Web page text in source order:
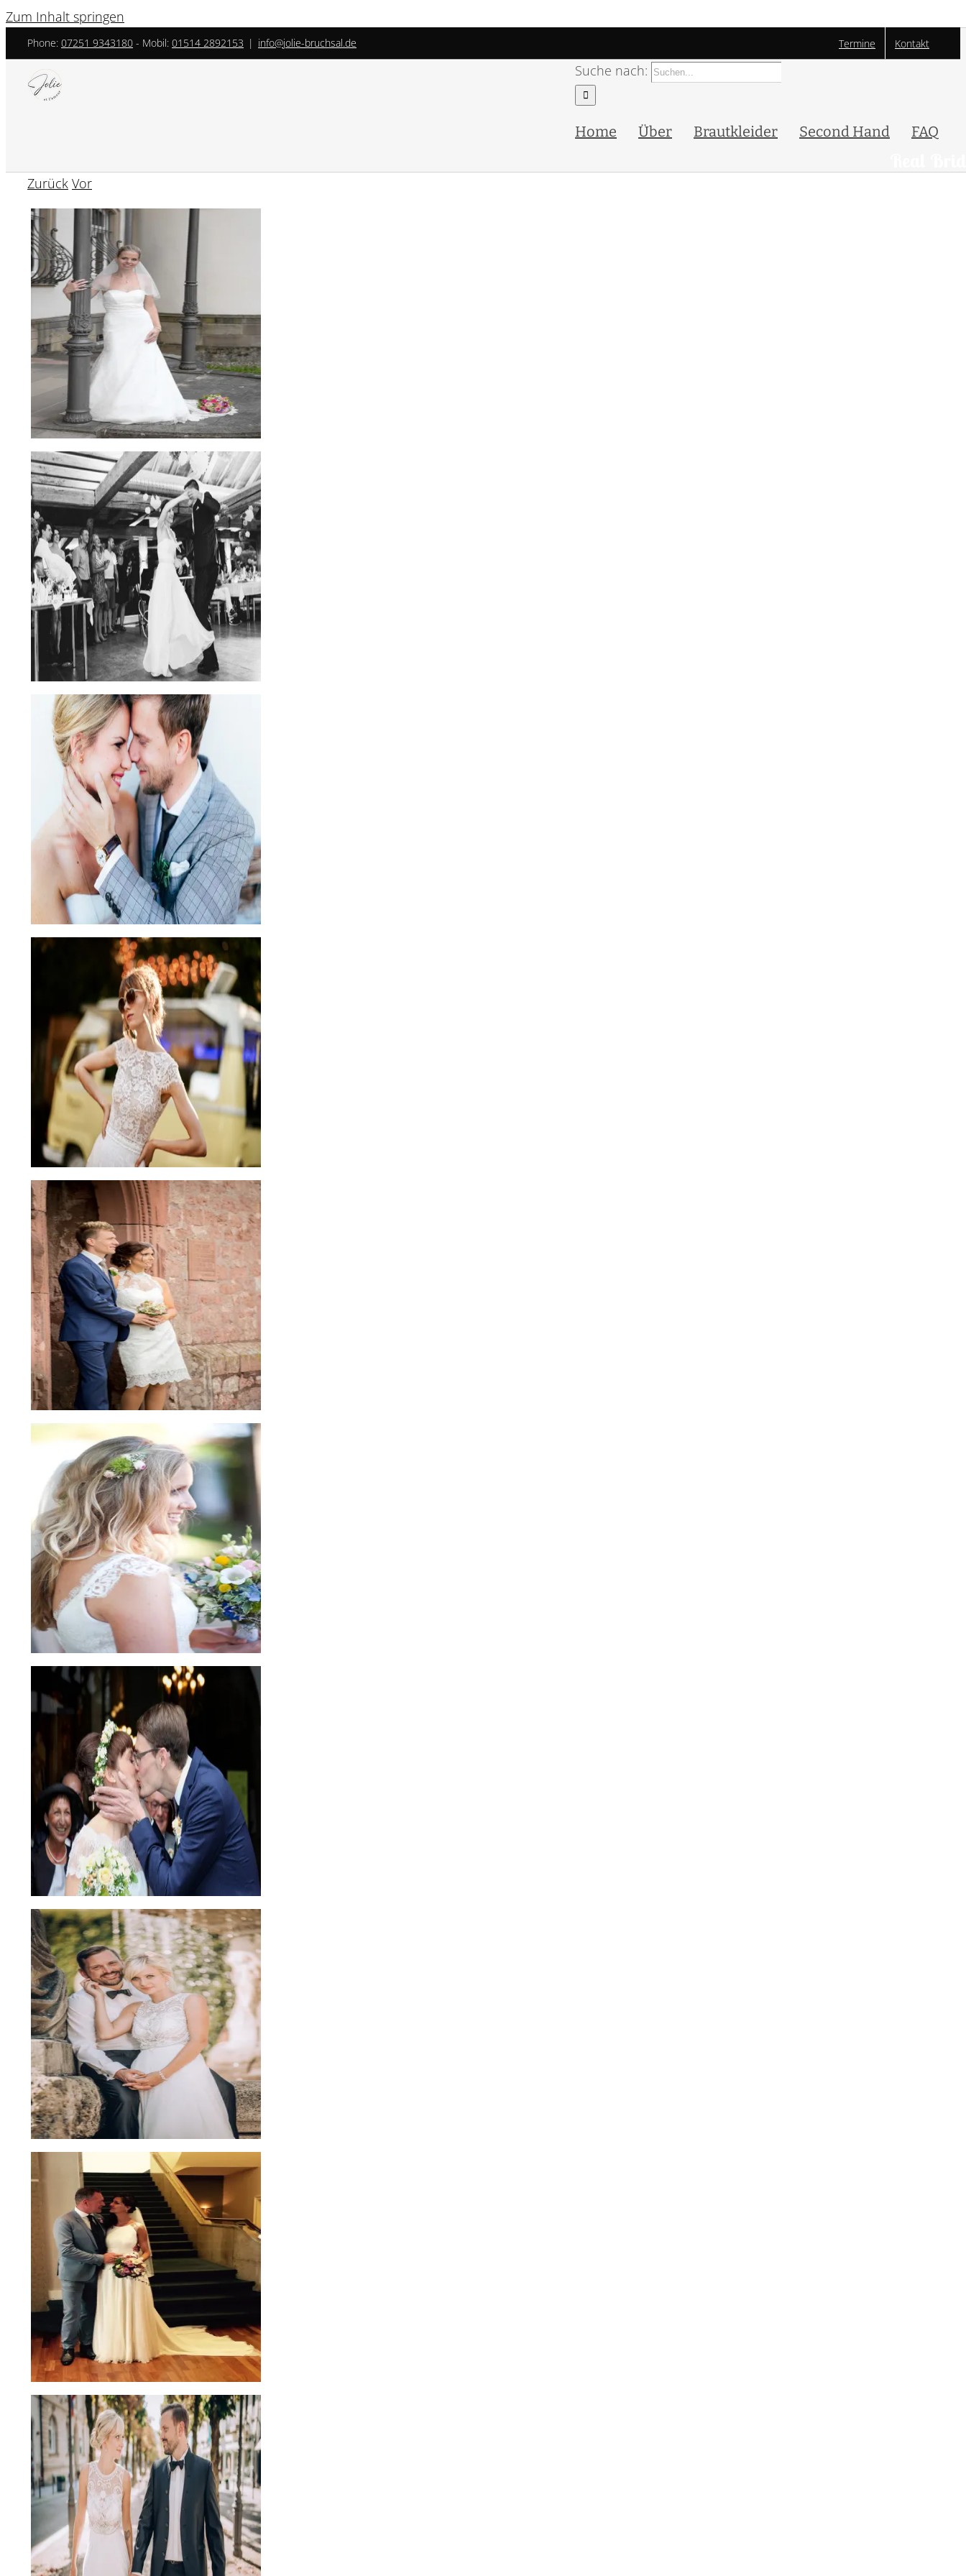
Zum Inhalt springen
Phone: 07251 9343180 - ‎Mobil: 01514 2892153 | info@jolie-bruchsal.de Termine Kontakt
Suche nach:
Home Über Brautkleider Second Hand FAQ
Zurück Vor